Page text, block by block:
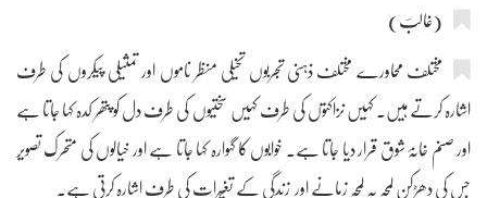
(غالبؔ)
مختلف محاورے مختلف ذہنی تجربوں تخیلی منظر ناموں اور تمثیلی پیکروں کی طرف
اشارہ کرتے ہیں۔ کہیں نزاکتوں کی طرف کہیں سختیوں کی طرف دل کو پتھر کدہ کہا جاتا ہے
اور صنم خانۂ شوق قرار دیا جاتا ہے۔ خوابوں کا گہوارہ کہا جاتا ہے اور خیالوں کی متحرک تصویر
جس کی دھڑکن لمحہ بہ لمحہ زمانے اور زندگی کے تغیّرات کی طرف اشارہ کرتی ہے۔